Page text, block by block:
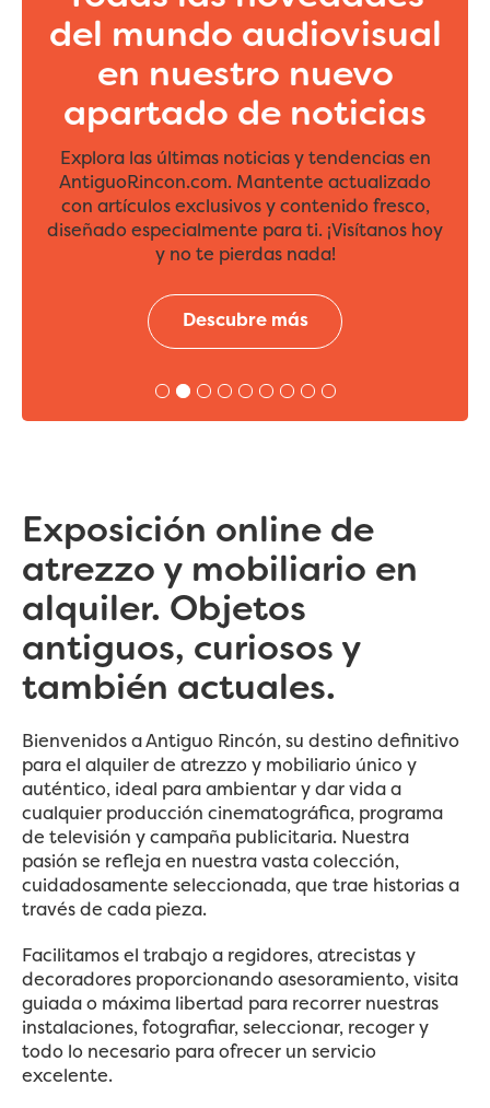
del mundo audiovisual
en nuestro nuevo
apartado de noticias
Explora las últimas noticias y tendencias en
AntiguoRincon.com. Mantente actualizado
con artículos exclusivos y contenido fresco,
diseñado especialmente para ti. ¡Visítanos hoy
y no te pierdas nada!
Descubre más
Exposición online de
atrezzo y mobiliario en
alquiler. Objetos
antiguos, curiosos y
también actuales.
Bienvenidos a Antiguo Rincón, su destino definitivo
para el alquiler de atrezzo y mobiliario único y
auténtico, ideal para ambientar y dar vida a
cualquier producción cinematográfica, programa
de televisión y campaña publicitaria. Nuestra
pasión se refleja en nuestra vasta colección,
cuidadosamente seleccionada, que trae historias a
través de cada pieza.
Facilitamos el trabajo a regidores, atrecistas y
decoradores proporcionando asesoramiento, visita
guiada o máxima libertad para recorrer nuestras
instalaciones, fotografiar, seleccionar, recoger y
todo lo necesario para ofrecer un servicio
excelente.